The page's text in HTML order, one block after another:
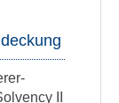
II